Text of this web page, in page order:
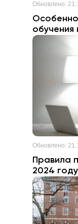
Обновлено:
обучения
Обновлено:
Правила
2024 году